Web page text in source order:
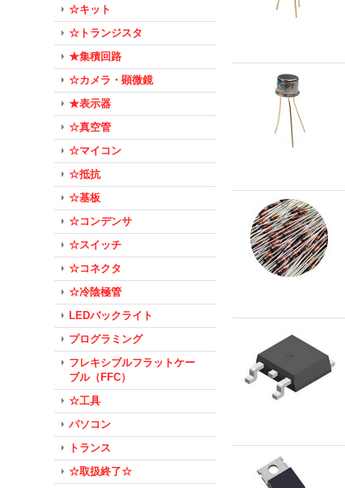
☆キット
☆トランジスタ
★集積回路
☆カメラ・顕微鏡
★表示器
☆真空管
☆マイコン
☆抵抗
☆基板
☆コンデンサ
☆スイッチ
☆コネクタ
☆冷陰極管
LEDバックライト
プログラミング
フレキシブルフラットケー
ブル（FFC）
☆工具
パソコン
トランス
☆取扱終了☆